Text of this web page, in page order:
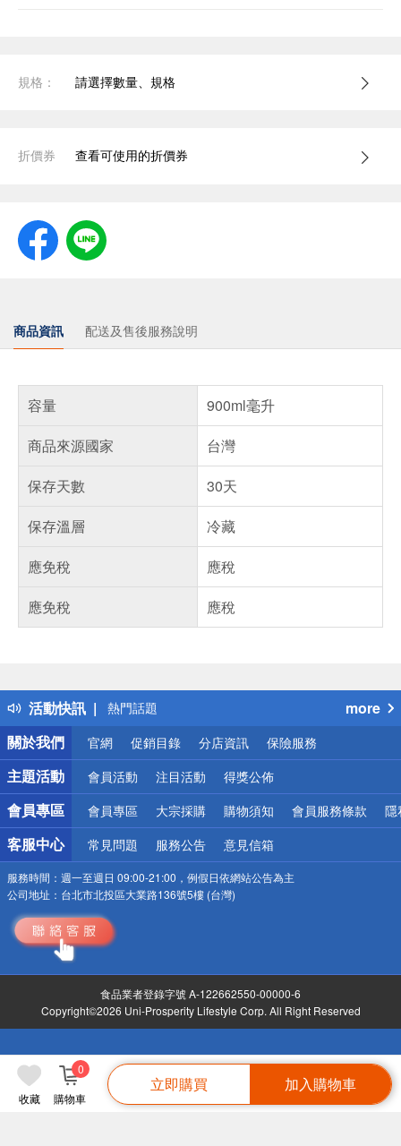
收藏 購物車
0
立即購買 加入購物車
規格： 請選擇數量、規格
折價券 查看可使用的折價券
商品資訊 配送及售後服務說明
容量
900ml毫升
商品來源國家
台灣
保存天數
30天
保存溫層
冷藏
應免稅
應稅
應免稅
應稅
活動快訊
得獎公告
熱門話題
銀行優惠
偏遠地區配送
詐騙網頁！請小心！
more
關於我們
官網 促銷目錄 分店資訊 保險服務
主題活動 會員活動 注目活動 得獎公佈
會員專區 會員專區 大宗採購 購物須知 會員服務條款 隱
客服中心 常見問題 服務公告 意見信箱
服務時間： 週一至週日 09:00-21:00，例假日依網站公告為主
公司地址： 台北市北投區大業路136號5樓 (台灣)
食品業者登錄字號 A-122662550-00000-6
Copyright©2026 Uni-Prosperity Lifestyle Corp. All Right Reserved